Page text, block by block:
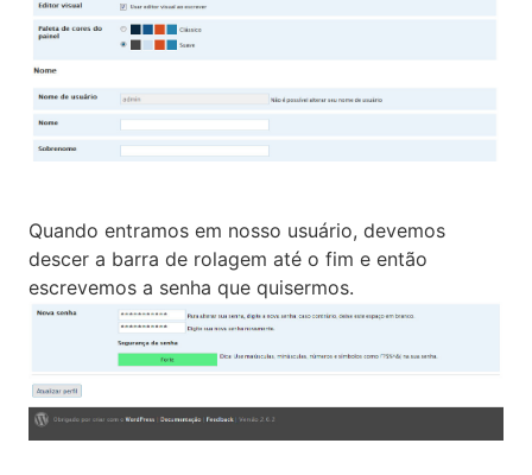
Quando entramos em nosso usuário, devemos
descer a barra de rolagem até o fim e então
escrevemos a senha que quisermos.